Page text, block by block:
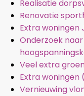
Realisatie
Renovatie
Extra woningen
Onderzoek
Veel extra
Extra
Vernieuwing